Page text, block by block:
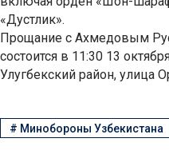
«Дустлик».
Прощание с Ахмедовым
состоится в 11:30 13
Улугбекский район, улица
# Минобороны Узбекистана